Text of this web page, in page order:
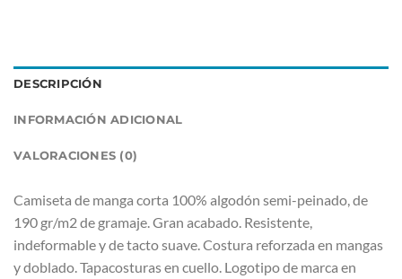
DESCRIPCIÓN
INFORMACIÓN ADICIONAL
VALORACIONES (0)
Camiseta de manga corta 100% algodón semi-peinado, de
190 gr/m2 de gramaje. Gran acabado. Resistente,
indeformable y de tacto suave. Costura reforzada en mangas
y doblado. Tapacosturas en cuello. Logotipo de marca en